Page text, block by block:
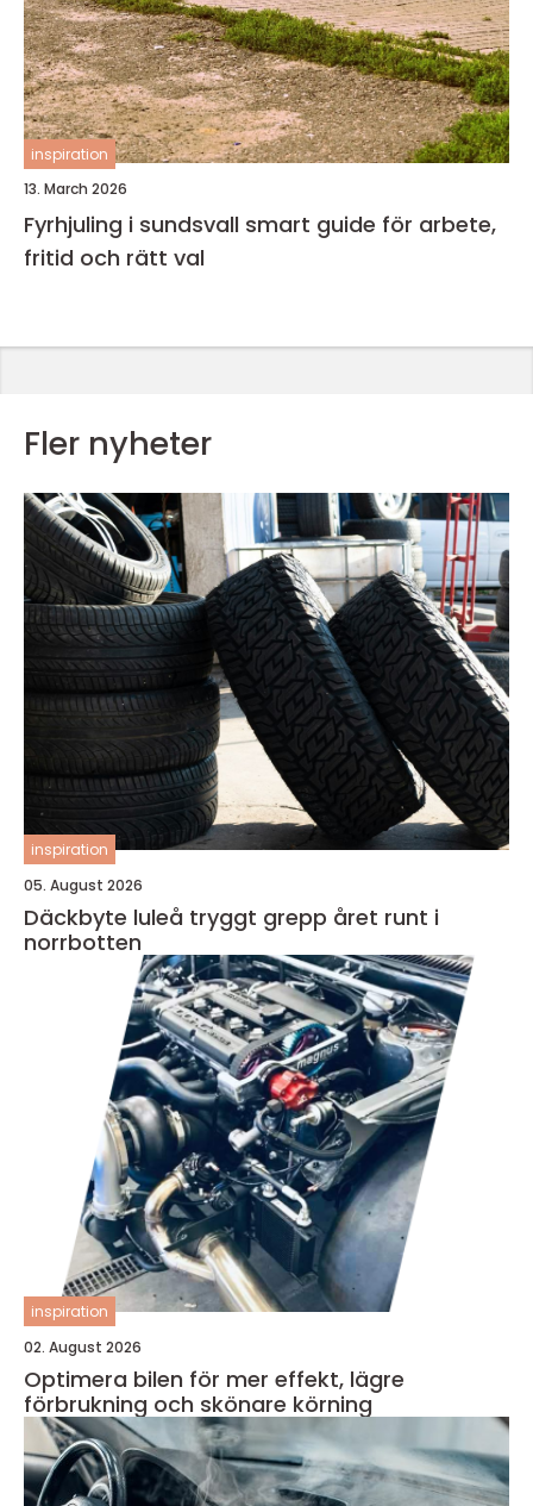
inspiration
13. March 2026
Fyrhjuling i sundsvall smart guide för arbete,
fritid och rätt val
Fler nyheter
inspiration
05. August 2026
Däckbyte luleå tryggt grepp året runt i
norrbotten
inspiration
02. August 2026
Optimera bilen för mer effekt, lägre
förbrukning och skönare körning